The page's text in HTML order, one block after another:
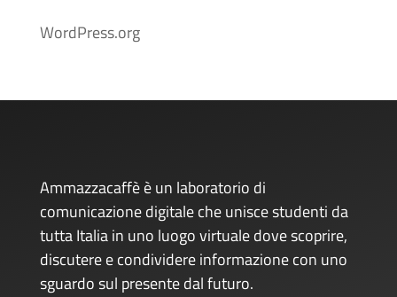
WordPress.org
Ammazzacaffè è un laboratorio di
comunicazione digitale che unisce studenti da
tutta Italia in uno luogo virtuale dove scoprire,
discutere e condividere informazione con uno
sguardo sul presente dal futuro.